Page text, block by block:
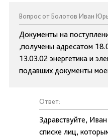
Вопрос от Болотов Иван
Документы на
,получены адресатом
13.03.02 энергетика и
подавших документы
Ответ:
Здравствуйте,
списке лиц,